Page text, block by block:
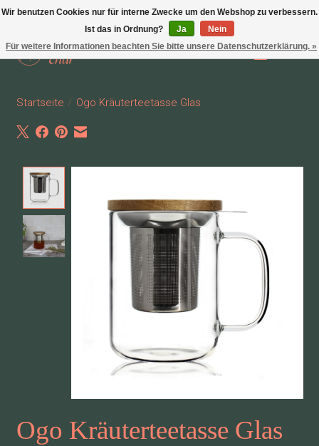
Wunschzettel
Ihr
Startseite / Ogo Kräuterteetasse Glas
Ogo Kräuterteetasse Glas
Wir benutzen Cookies nur für interne Zwecke um den Webshop zu verbessern.
Ist das in Ordnung?
Ja
Nein
Für weitere Informationen beachten Sie bitte unsere Datenschutzerklärung. »